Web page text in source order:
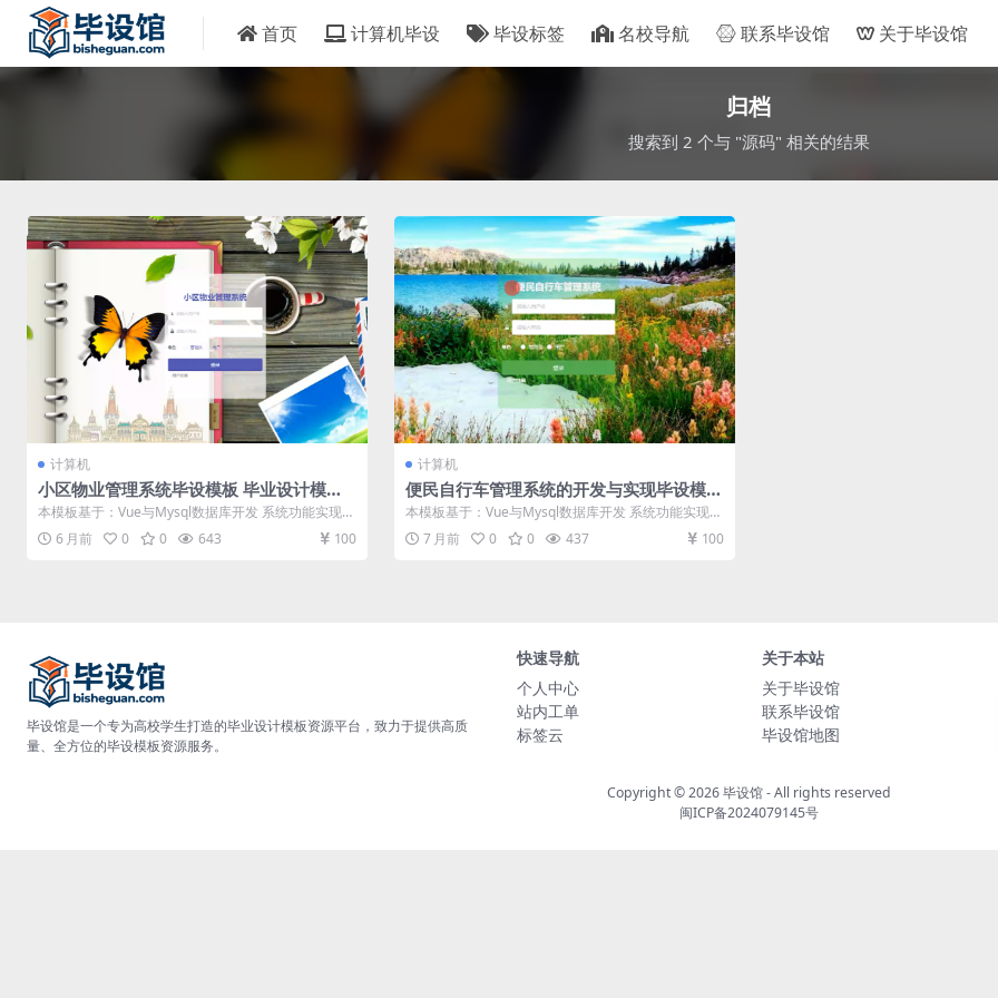
首页 计算机毕设 毕设标签 名校导航 联系毕设馆 关于毕设馆
归档
搜索到 2 个与 "源码" 相关的结果
计算机
小区物业管理系统毕设模板 毕业设计模板
及毕业论文
本模板基于：Vue与Mysql数据库开发 系统功能实现
系统调试运行 在电脑上安...
6 月前 0 0 643 100
计算机
便民自行车管理系统的开发与实现毕设模板
毕业设计模板及毕业论文与PPT
本模板基于：Vue与Mysql数据库开发 系统功能实现
系统调试运行 在电脑上安...
7 月前 0 0 437 100
毕设馆是一个专为高校学生打造的毕业设计模板资源平台，致力于提供高质
量、全方位的毕设模板资源服务。
快速导航
个人中心
站内工单
标签云
关于本站
关于毕设馆
联系毕设馆
毕设馆地图
Copyright © 2026毕设馆- All rights reserved
闽ICP备2024079145号